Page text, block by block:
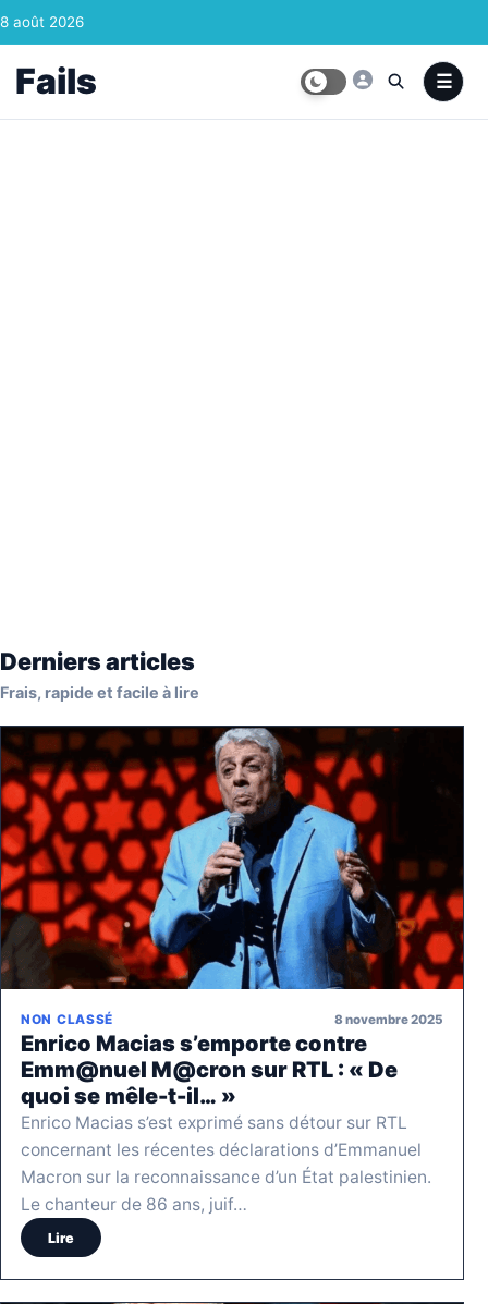
Skip to content
8 août 2026
Fails
Derniers articles
Frais, rapide et facile à lire
NON CLASSÉ 8 novembre 2025
Enrico Macias s’emporte contre
Emm@nuel M@cron sur RTL : « De
quoi se mêle-t-il… »
Enrico Macias s’est exprimé sans détour sur RTL
concernant les récentes déclarations d’Emmanuel
Macron sur la reconnaissance d’un État palestinien.
Le chanteur de 86 ans, juif…
Lire